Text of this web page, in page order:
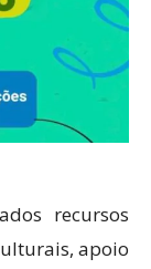
recursos
apoio